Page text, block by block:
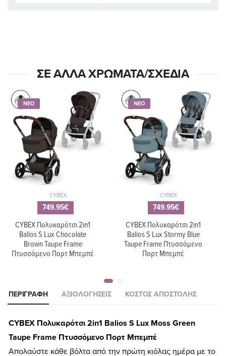
ΣΕ ΆΛΛΑ ΧΡΏΜΑΤΑ/ΣΧΈΔΙΑ
ΝΕΟ
CYBEX
749.95€
CYBEX Πολυκαρότσι 2in1
Balios S Lux Chocolate
Brown Taupe Frame
Πτυσσόμενο Πορτ Μπεμπέ
ΝΕΟ
CYBEX
749.95€
CYBEX Πολυκαρότσι 2in1
Balios S Lux Stormy Blue
Taupe Frame Πτυσσόμενο
Πορτ Μπεμπέ
ΠΕΡΙΓΡΑΦΉ ΑΞΙΟΛΟΓΉΣΕΙΣ ΚΌΣΤΟΣ ΑΠΟΣΤΟΛΉΣ
CYBEX Πολυκαρότσι 2in1 Balios S Lux Moss Green
Taupe Frame Πτυσσόμενο Πορτ Μπεμπέ
Απολαύστε κάθε βόλτα από την πρώτη κιόλας ημέρα με το